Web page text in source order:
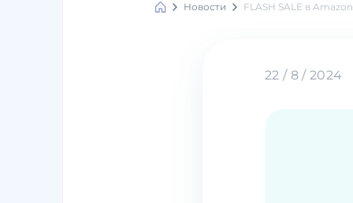
Meest
Новости FLASH SALE в
22 / 8 / 2024